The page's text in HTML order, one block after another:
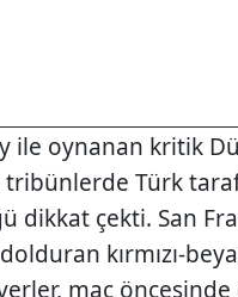
ile oynanan kritik
tribünlerde Türk
dikkat çekti. San
kırmızı-
maç